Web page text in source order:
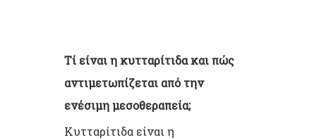
Τί είναι η κυτταρίτιδα και πώς
αντιμετωπίζεται από την
ενέσιμη μεσοθεραπεία;
Κυτταρίτιδα είναι η